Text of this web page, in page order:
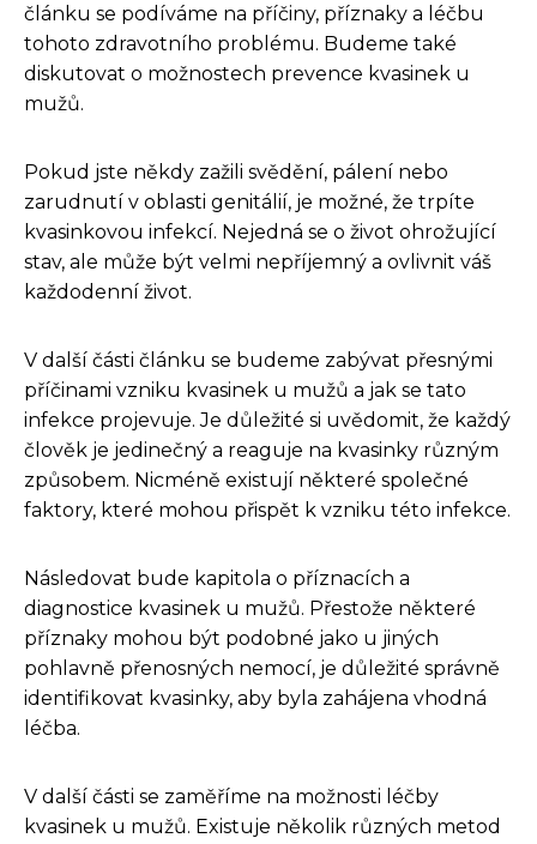
článku se podíváme na příčiny, příznaky a léčbu
tohoto zdravotního problému. Budeme také
diskutovat o možnostech prevence kvasinek u
mužů.
Pokud jste někdy zažili svědění, pálení nebo
zarudnutí v oblasti genitálií, je možné, že trpíte
kvasinkovou infekcí. Nejedná se o život ohrožující
stav, ale může být velmi nepříjemný a ovlivnit váš
každodenní život.
V další části článku se budeme zabývat přesnými
příčinami vzniku kvasinek u mužů a jak se tato
infekce projevuje. Je důležité si uvědomit, že každý
člověk je jedinečný a reaguje na kvasinky různým
způsobem. Nicméně existují některé společné
faktory, které mohou přispět k vzniku této infekce.
Následovat bude kapitola o příznacích a
diagnostice kvasinek u mužů. Přestože některé
příznaky mohou být podobné jako u jiných
pohlavně přenosných nemocí, je důležité správně
identifikovat kvasinky, aby byla zahájena vhodná
léčba.
V další části se zaměříme na možnosti léčby
kvasinek u mužů. Existuje několik různých metod